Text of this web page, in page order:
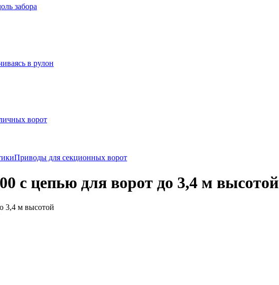
забора
в рулон
ворот
Приводы для секционных ворот
с цепью для ворот до 3,4 м высотой